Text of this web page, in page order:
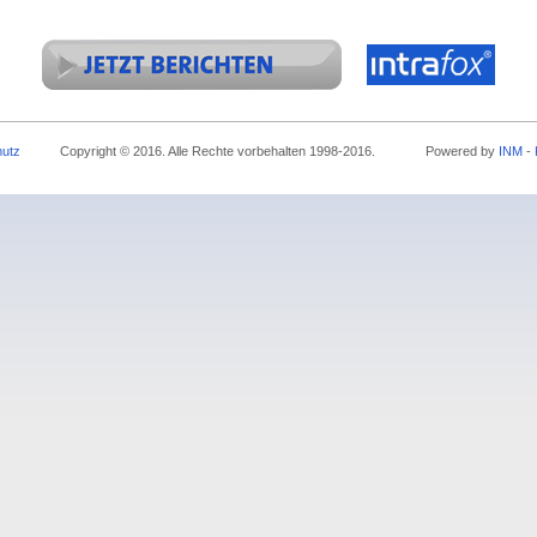
Copyright © 2016. Alle Rechte vorbehalten 1998-2016. Powered by INM -